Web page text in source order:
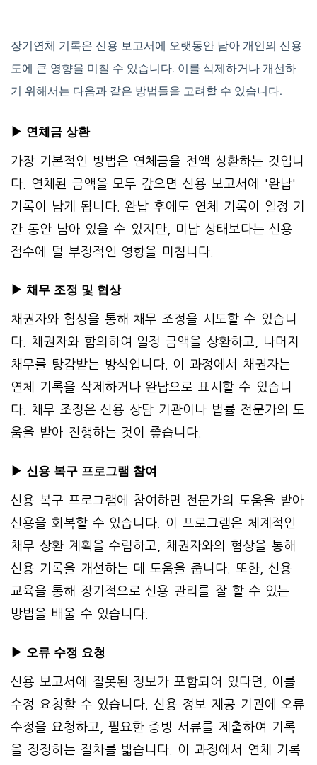
장기연체 기록은 신용 보고서에 오랫동안 남아 개인의 신용
도에 큰 영향을 미칠 수 있습니다. 이를 삭제하거나 개선하
기 위해서는 다음과 같은 방법들을 고려할 수 있습니다.
▶ 연체금 상환
가장 기본적인 방법은 연체금을 전액 상환하는 것입니
다. 연체된 금액을 모두 갚으면 신용 보고서에 '완납'
기록이 남게 됩니다. 완납 후에도 연체 기록이 일정 기
간 동안 남아 있을 수 있지만, 미납 상태보다는 신용
점수에 덜 부정적인 영향을 미칩니다.
▶ 채무 조정 및 협상
채권자와 협상을 통해 채무 조정을 시도할 수 있습니
다. 채권자와 합의하여 일정 금액을 상환하고, 나머지
채무를 탕감받는 방식입니다. 이 과정에서 채권자는
연체 기록을 삭제하거나 완납으로 표시할 수 있습니
다. 채무 조정은 신용 상담 기관이나 법률 전문가의 도
움을 받아 진행하는 것이 좋습니다.
▶ 신용 복구 프로그램 참여
신용 복구 프로그램에 참여하면 전문가의 도움을 받아
신용을 회복할 수 있습니다. 이 프로그램은 체계적인
채무 상환 계획을 수립하고, 채권자와의 협상을 통해
신용 기록을 개선하는 데 도움을 줍니다. 또한, 신용
교육을 통해 장기적으로 신용 관리를 잘 할 수 있는
방법을 배울 수 있습니다.
▶ 오류 수정 요청
신용 보고서에 잘못된 정보가 포함되어 있다면, 이를
수정 요청할 수 있습니다. 신용 정보 제공 기관에 오류
수정을 요청하고, 필요한 증빙 서류를 제출하여 기록
을 정정하는 절차를 밟습니다. 이 과정에서 연체 기록